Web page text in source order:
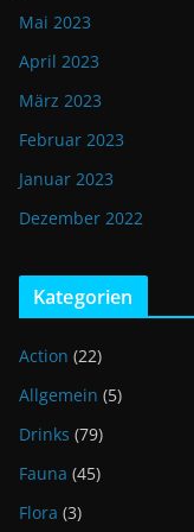
Mai 2023
April 2023
März 2023
Februar 2023
Januar 2023
Dezember 2022
Kategorien
Action (22)
Allgemein (5)
Drinks (79)
Fauna (45)
Flora (3)